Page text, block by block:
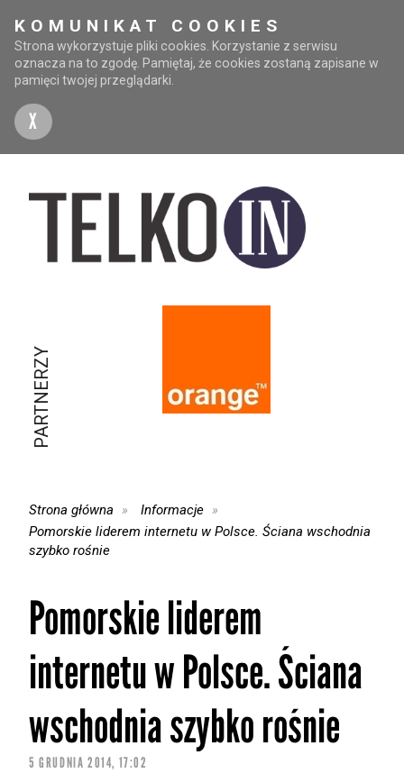
KOMUNIKAT COOKIES
Strona wykorzystuje pliki cookies. Korzystanie z serwisu
oznacza na to zgodę. Pamiętaj, że cookies zostaną zapisane w
pamięci twojej przeglądarki.
X
PARTNERZY
Strona główna
Informacje
Pomorskie liderem internetu w Polsce. Ściana wschodnia
szybko rośnie
Pomorskie liderem
internetu w Polsce. Ściana
wschodnia szybko rośnie
5 GRUDNIA 2014, 17:02